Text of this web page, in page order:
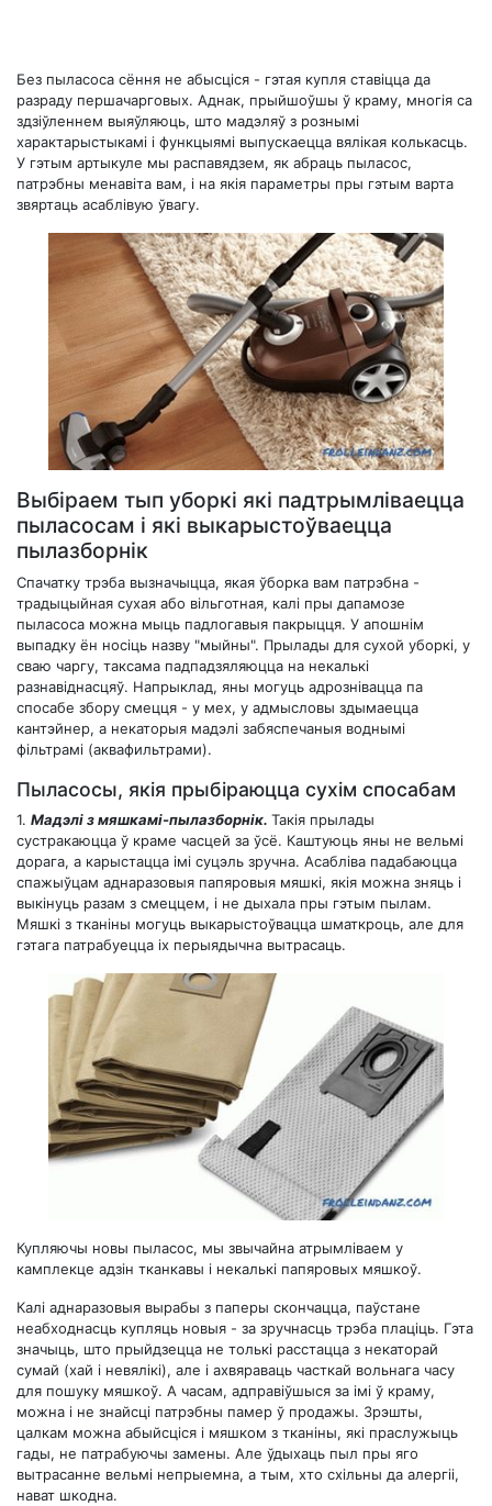
Без пыласоса сёння не абысціся - гэтая купля ставіцца да
разраду першачарговых. Аднак, прыйшоўшы ў краму, многія са
здзіўленнем выяўляюць, што мадэляў з рознымі
характарыстыкамі і функцыямі выпускаецца вялікая колькасць.
У гэтым артыкуле мы распавядзем, як абраць пыласос,
патрэбны менавіта вам, і на якія параметры пры гэтым варта
звяртаць асаблівую ўвагу.
Выбіраем тып уборкі які падтрымліваецца
пыласосам і які выкарыстоўваецца
пылазборнік
Спачатку трэба вызначыцца, якая ўборка вам патрэбна -
традыцыйная сухая або вільготная, калі пры дапамозе
пыласоса можна мыць падлогавыя пакрыцця. У апошнім
выпадку ён носіць назву "мыйны". Прылады для сухой уборкі, у
сваю чаргу, таксама падпадзяляюцца на некалькі
разнавіднасцяў. Напрыклад, яны могуць адрознівацца па
спосабе збору смецця - у мех, у адмысловы здымаецца
кантэйнер, а некаторыя мадэлі забяспечаныя воднымі
фільтрамі (аквафильтрами).
Пыласосы, якія прыбіраюцца сухім спосабам
1. Мадэлі з мяшкамі-пылазборнік. Такія прылады
сустракаюцца ў краме часцей за ўсё. Каштуюць яны не вельмі
дорага, а карыстацца імі суцэль зручна. Асабліва падабаюцца
спажыўцам аднаразовыя папяровыя мяшкі, якія можна зняць і
выкінуць разам з смеццем, і не дыхала пры гэтым пылам.
Мяшкі з тканіны могуць выкарыстоўвацца шматкроць, але для
гэтага патрабуецца іх перыядычна вытрасаць.
Купляючы новы пыласос, мы звычайна атрымліваем у
камплекце адзін тканкавы і некалькі папяровых мяшкоў.
Калі аднаразовыя вырабы з паперы скончацца, паўстане
неабходнасць купляць новыя - за зручнасць трэба плаціць. Гэта
значыць, што прыйдзецца не толькі расстацца з некаторай
сумай (хай і невялікі), але і ахвяраваць часткай вольнага часу
для пошуку мяшкоў. А часам, адправіўшыся за імі ў краму,
можна і не знайсці патрэбны памер ў продажы. Зрэшты,
цалкам можна абыйсціся і мяшком з тканіны, які праслужыць
гады, не патрабуючы замены. Але ўдыхаць пыл пры яго
вытрасанне вельмі непрыемна, а тым, хто схільны да алергіі,
нават шкодна.